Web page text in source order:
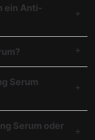
ein Anti-
Serum
Serum oder